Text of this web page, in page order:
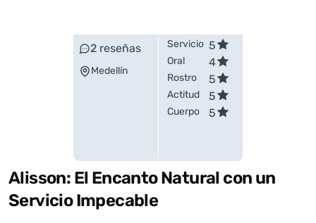
2 reseñas
Medellín
Servicio 5
Oral 4
Rostro 5
Actitud 5
Cuerpo 5
Alisson: El Encanto Natural con un
Servicio Impecable